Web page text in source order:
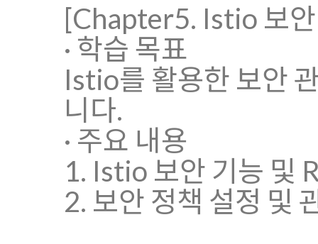
[Chapter5. Istio 보
· 학습 목표
Istio를 활용한 보안
니다.
· 주요 내용
1. Istio 보안 기능 및
2. 보안 정책 설정 및